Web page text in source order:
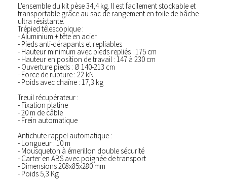
L'ensemble du kit pèse 34,4 kg. Il est facilement stockable et
transportable grâce au sac de rangement en toile de bâche
ultra résistante.
Trépied télescopique :
- Aluminium + tête en acier
- Pieds anti-dérapants et repliables
- Hauteur minimum avec pieds repliés : 175 cm
- Hauteur en position de travail : 147 à 230 cm
- Ouverture pieds : Ø 140-213 cm
- Force de rupture : 22 kN
- Poids avec chaîne : 17,3 kg
Treuil récupérateur :
- Fixation platine
- 20 m de câble
- Frein automatique
Antichute rappel automatique :
- Longueur : 10 m
- Mousqueton à émerillon double sécurité
- Carter en ABS avec poignée de transport
- Dimensions 208x85x280 mm
- Poids 5,3 Kg